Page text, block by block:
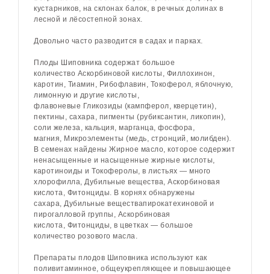
кустарников, на склонах балок, в речных долинах в
лесной и лёсостепной зонах.
Довольно часто разводится в садах и парках.
Плоды Шиповника содержат большое
количество Аскорбиновой кислоты , Филлохинон ,
каротин, Тиамин , Рибофлавин , Токоферол, яблочную,
лимонную и другие кислоты,
флавоневые Гликозиды (кампферол, кверцетин),
пектины, сахара, пигменты (рубиксантин, ликопин),
соли железа, кальция, марганца, фосфора,
магния, Микроэлементы (медь, стронций, молибден).
В семенах найдены Жирное масло, которое содержит
ненасыщенные и насыщенные жирные кислоты,
каротиноиды и Токоферолы, в листьях — много
хлорофилла, Дубильные вещества, Аскорбиновая
кислота, Фитонциды. В корнях обнаружены
сахара, Дубильные веществапирокатехиновой и
пирогалловой группы, Аскорбиновая
кислота, Фитонциды, в цветках — большое
количество розового масла.
Препараты плодов Шиповника используют как
поливитаминное, общеукрепляющее и повышающее